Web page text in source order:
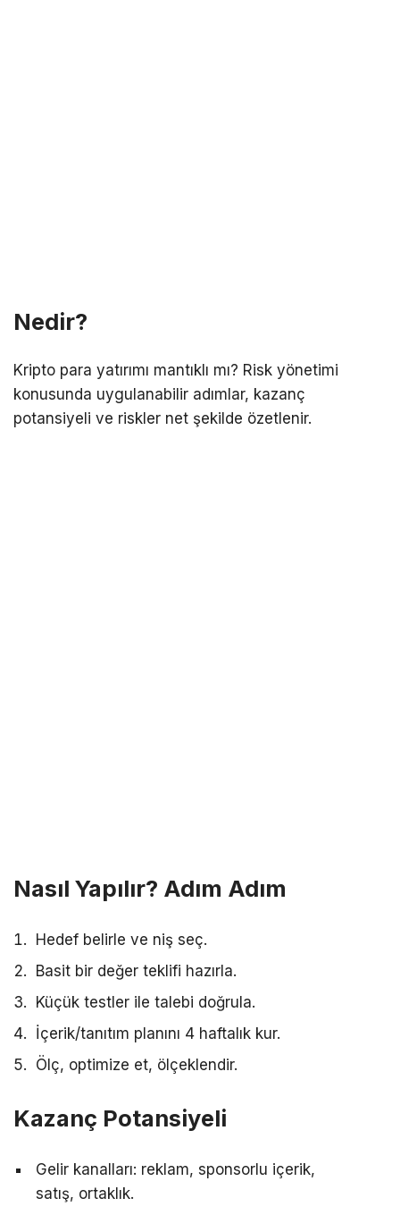
Nedir?
Kripto para yatırımı mantıklı mı? Risk yönetimi
konusunda uygulanabilir adımlar, kazanç
potansiyeli ve riskler net şekilde özetlenir.
Nasıl Yapılır? Adım Adım
Hedef belirle ve niş seç.
Basit bir değer teklifi hazırla.
Küçük testler ile talebi doğrula.
İçerik/tanıtım planını 4 haftalık kur.
Ölç, optimize et, ölçeklendir.
Kazanç Potansiyeli
Gelir kanalları: reklam, sponsorlu içerik,
satış, ortaklık.